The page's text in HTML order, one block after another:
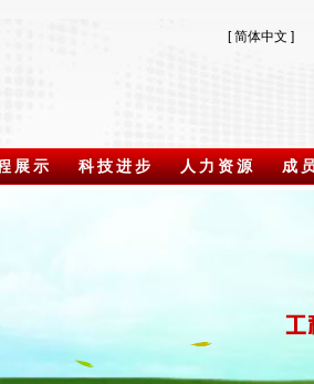
[ 简体中文 ]
展示 科技进步 人力资源 成